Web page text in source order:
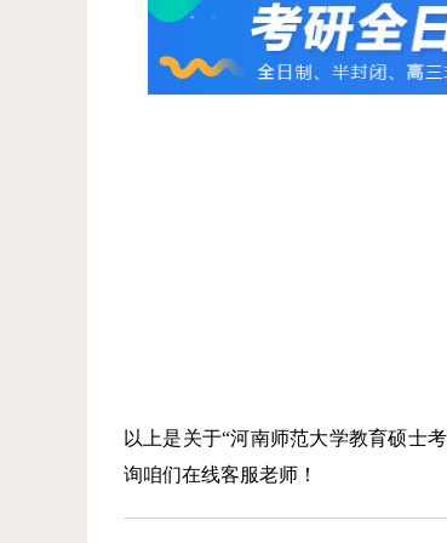
以上是关于“河南师范大学教育硕士
询咱们在线客服老师！